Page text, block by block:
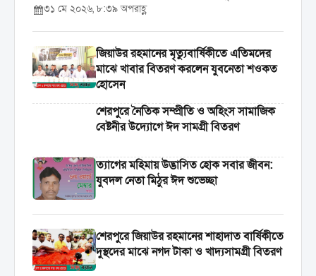
পরিচালনা করা হয়েছে। রবিবার ৩১ মে দিনব্যাপী শহরের
বিভিন্ন পয়েন্টে এ কার্যক্রম পরিচালনা করা হয়। ...
৩১ মে ২০২৬, ৮:৩৯ অপরাহ্ণ
জিয়াউর রহমানের মৃত্যুবার্ষিকীতে এতিমদের
মাঝে খাবার বিতরণ করলেন যুবনেতা শওকত
হোসেন
শেরপুরে নৈতিক সম্প্রীতি ও অহিংস সামাজিক
বেষ্টনীর উদ্যোগে ঈদ সামগ্রী বিতরণ
‎ত্যাগের মহিমায় উদ্ভাসিত হোক সবার জীবন:
যুবদল নেতা মিঠুর ঈদ শুভেচ্ছা
শেরপুরে জিয়াউর রহমানের শাহাদাত বার্ষিকীতে
দুস্থদের মাঝে নগদ টাকা ও খাদ্যসামগ্রী বিতরণ